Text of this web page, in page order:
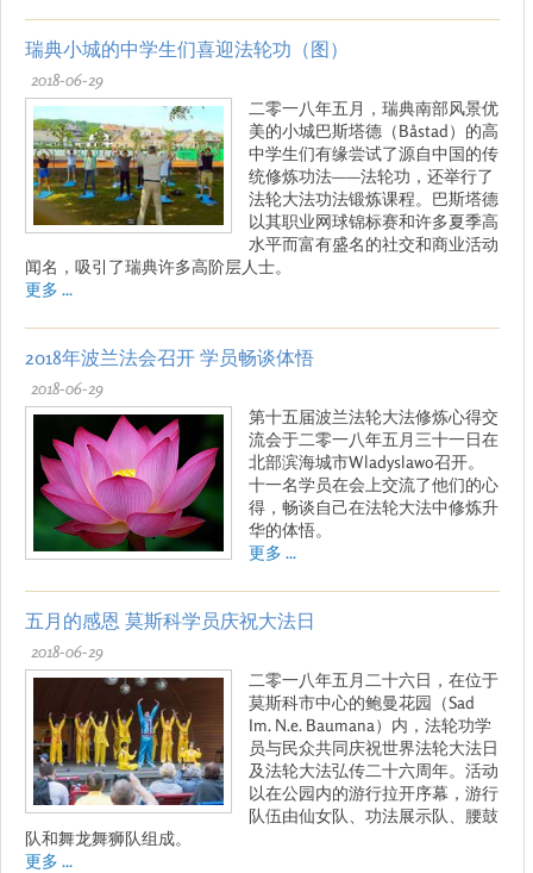
瑞典小城的中学生们喜迎法轮功（图）
2018-06-29
二零一八年五月，瑞典南部风景优
美的小城巴斯塔德（Båstad）的高
中学生们有缘尝试了源自中国的传
统修炼功法——法轮功，还举行了
法轮大法功法锻炼课程。巴斯塔德
以其职业网球锦标赛和许多夏季高
水平而富有盛名的社交和商业活动
闻名，吸引了瑞典许多高阶层人士。
更多 ...
2018年波兰法会召开 学员畅谈体悟
2018-06-29
第十五届波兰法轮大法修炼心得交
流会于二零一八年五月三十一日在
北部滨海城市Wladyslawo召开。
十一名学员在会上交流了他们的心
得，畅谈自己在法轮大法中修炼升
华的体悟。
更多 ...
五月的感恩 莫斯科学员庆祝大法日
2018-06-29
二零一八年五月二十六日，在位于
莫斯科市中心的鲍曼花园（Sad
Im. N.e. Baumana）内，法轮功学
员与民众共同庆祝世界法轮大法日
及法轮大法弘传二十六周年。活动
以在公园内的游行拉开序幕，游行
队伍由仙女队、功法展示队、腰鼓
队和舞龙舞狮队组成。
更多 ...